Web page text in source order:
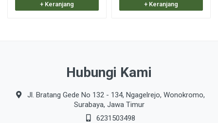
+ Keranjang + Keranjang
Hubungi Kami
Jl. Bratang Gede No 132 - 134, Ngagelrejo, Wonokromo,
Surabaya, Jawa Timur
6231503498